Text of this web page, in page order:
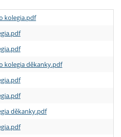
kolegia.pdf
kolegia děkanky.pdf
děkanky.pdf